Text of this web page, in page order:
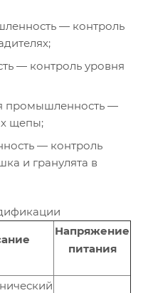
— контроль
— контроль уровня
промышленность —
щепы;
— контроль
и гранулята в
Напряжение
питания